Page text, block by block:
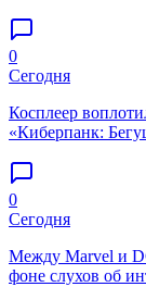
0
Сегодня
Косплеер
«Киберпанк:
0
Сегодня
Между Marvel и
фоне слухов об